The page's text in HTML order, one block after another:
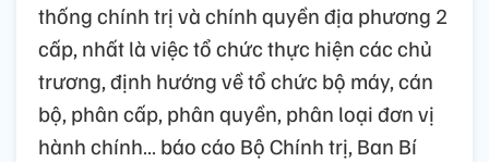
thống chính trị và chính quyền địa phương 2
cấp, nhất là việc tổ chức thực hiện các chủ
trương, định hướng về tổ chức bộ máy, cán
bộ, phân cấp, phân quyền, phân loại đơn vị
hành chính… báo cáo Bộ Chính trị, Ban Bí